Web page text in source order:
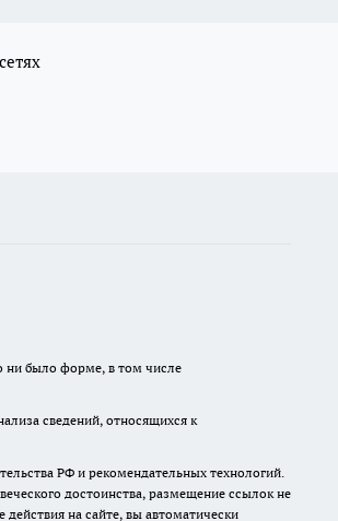
ни было форме, в том числе
сведений, относящихся к
РФ и рекомендательных технологий.
достоинства, размещение ссылок не
на сайте, вы автоматически